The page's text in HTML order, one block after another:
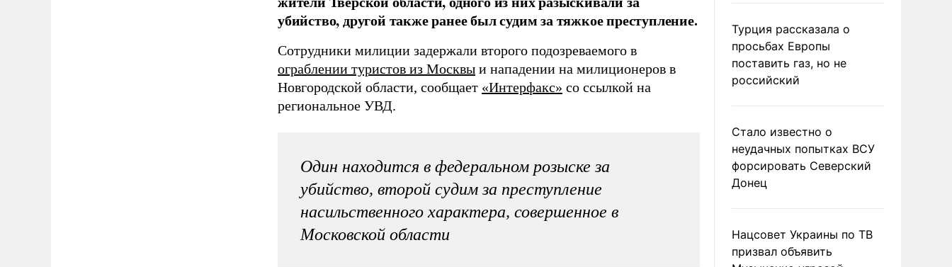
убийство, другой также ранее был судим за тяжкое преступление.
Сотрудники милиции задержали второго подозреваемого в
ограблении туристов из Москвы и нападении на милиционеров в
Новгородской области, сообщает «Интерфакс» со ссылкой на
региональное УВД.
Один находится в федеральном розыске за
убийство, второй судим за преступление
насильственного характера, совершенное в
Московской области
Турция рассказала о
просьбах Европы
поставить газ, но не
российский
Стало известно о
неудачных попытках ВСУ
форсировать Северский
Донец
Нацсовет Украины по ТВ
призвал объявить